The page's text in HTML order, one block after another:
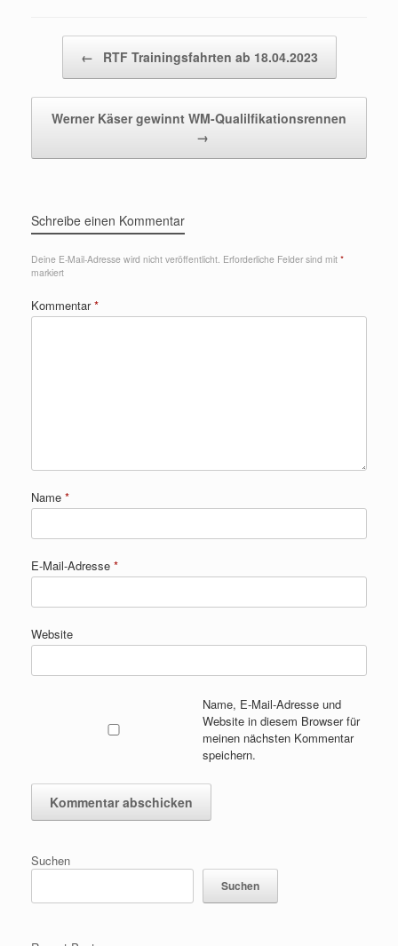
← RTF Trainingsfahrten ab 18.04.2023
Werner Käser gewinnt WM-Qualilfikationsrennen
→
Schreibe einen Kommentar
Deine E-Mail-Adresse wird nicht veröffentlicht. Erforderliche Felder sind mit *
markiert
Kommentar*
Name *
E-Mail-Adresse *
Website
Name, E-Mail-Adresse und
Website in diesem Browser für
meinen nächsten Kommentar
speichern.
Suchen
Suchen